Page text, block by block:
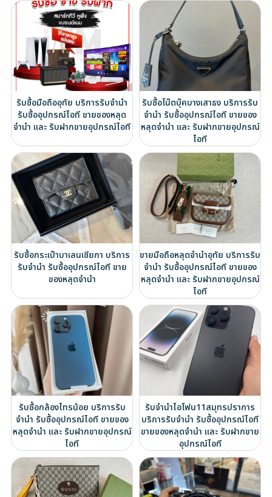
รับซื้อมือถืออุทัย บริการรับจำนำ
รับซื้ออุปกรณ์ไอที ขายของหลุด
จำนำ และ รับฝากขายอุปกรณ์ไอที
รับซื้อโน๊ตบุ๊คบางเสาธง บริการรับ
จำนำ รับซื้ออุปกรณ์ไอที ขายของ
หลุดจำนำ และ รับฝากขายอุปกรณ์
ไอที
รับซื้อกระเป๋าบาเลนเซียกา บริการ
รับจำนำ รับซื้ออุปกรณ์ไอที ขาย
ของหลุดจำนำ
ขายมือถือหลุดจำนำอุทัย บริการรับ
จำนำ รับซื้ออุปกรณ์ไอที ขายของ
หลุดจำนำ และ รับฝากขายอุปกรณ์
ไอที
รับซื้อกล้องไทรน้อย บริการรับ
จำนำ รับซื้ออุปกรณ์ไอที ขายของ
หลุดจำนำ และ รับฝากขายอุปกรณ์
ไอที
รับจำนำไอโฟน11สมุทรปราการ
บริการรับจำนำ รับซื้ออุปกรณ์ไอที
ขายของหลุดจำนำ และ รับฝากขาย
อุปกรณ์ไอที